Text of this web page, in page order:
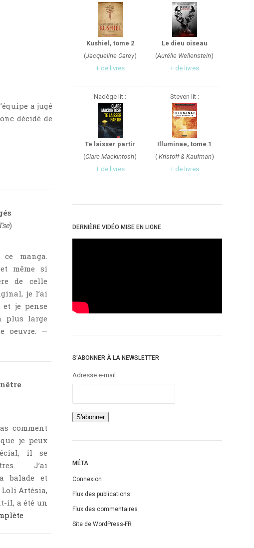
a jugé
décidé de
)
ce manga.
même si
de celle
je l’ai
je pense
plus large
oeuvre. —
comment
je peux
il se
J’ai
balade et
Artésia,
il, a été un
Kushiel, tome 2
(Jacqueline Carey)
+ de livres
Le dieu oiseau
(Aurélie Wellenstein)
+ de livres
Nadège lit :
Te laisser partir
(Clare Mackintosh)
+ de livres
Steven lit :
Illuminae, tome 1
(Kristoff & Kaufman)
+ de livres
DERNIÈRE VIDÉO MISE EN LIGNE
S’ABONNER À LA NEWSLETTER
Adresse e-mail
MÉTA
Connexion
Flux des publications
Flux des commentaires
Site de WordPress-FR